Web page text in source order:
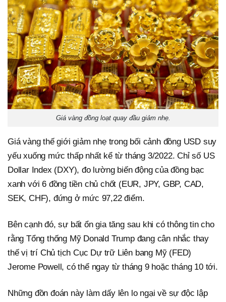
Giá vàng đồng loạt quay đầu giảm nhẹ.
Giá vàng thế giới giảm nhẹ trong bối cảnh đồng USD suy
yếu xuống mức thấp nhất kể từ tháng 3/2022. Chỉ số US
Dollar Index (DXY), đo lường biến động của đồng bạc
xanh với 6 đồng tiền chủ chốt (EUR, JPY, GBP, CAD,
SEK, CHF), đứng ở mức 97,22 điểm.
Bên cạnh đó, sự bất ổn gia tăng sau khi có thông tin cho
rằng Tổng thống Mỹ Donald Trump đang cân nhắc thay
thế vị trí Chủ tịch Cục Dự trữ Liên bang Mỹ (FED)
Jerome Powell, có thể ngay từ tháng 9 hoặc tháng 10 tới.
Những đồn đoán này làm dấy lên lo ngại về sự độc lập